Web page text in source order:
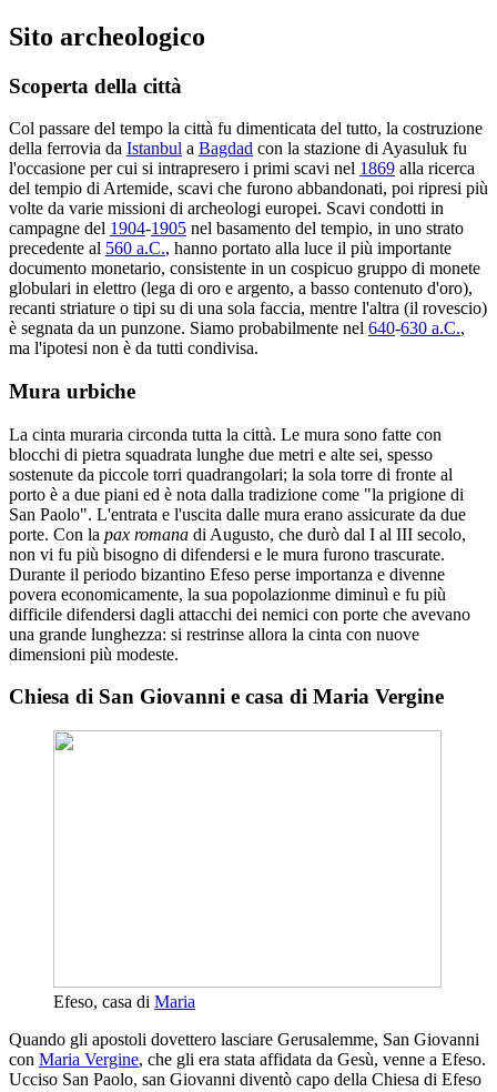
Sito archeologico
Scoperta della città
Col passare del tempo la città fu dimenticata del tutto, la costruzione
della ferrovia da Istanbul a Bagdad con la stazione di Ayasuluk fu
l'occasione per cui si intrapresero i primi scavi nel 1869 alla ricerca
del tempio di Artemide, scavi che furono abbandonati, poi ripresi più
volte da varie missioni di archeologi europei. Scavi condotti in
campagne del 1904-1905 nel basamento del tempio, in uno strato
precedente al 560 a.C., hanno portato alla luce il più importante
documento monetario, consistente in un cospicuo gruppo di monete
globulari in elettro (lega di oro e argento, a basso contenuto d'oro),
recanti striature o tipi su di una sola faccia, mentre l'altra (il rovescio)
è segnata da un punzone. Siamo probabilmente nel 640-630 a.C.,
ma l'ipotesi non è da tutti condivisa.
Mura urbiche
La cinta muraria circonda tutta la città. Le mura sono fatte con
blocchi di pietra squadrata lunghe due metri e alte sei, spesso
sostenute da piccole torri quadrangolari; la sola torre di fronte al
porto è a due piani ed è nota dalla tradizione come "la prigione di
San Paolo". L'entrata e l'uscita dalle mura erano assicurate da due
porte. Con la pax romana di Augusto, che durò dal I al III secolo,
non vi fu più bisogno di difendersi e le mura furono trascurate.
Durante il periodo bizantino Efeso perse importanza e divenne
povera economicamente, la sua popolazionme diminuì e fu più
difficile difendersi dagli attacchi dei nemici con porte che avevano
una grande lunghezza: si restrinse allora la cinta con nuove
dimensioni più modeste.
Chiesa di San Giovanni e casa di Maria Vergine
Efeso, casa di Maria
Quando gli apostoli dovettero lasciare Gerusalemme, San Giovanni
con Maria Vergine, che gli era stata affidata da Gesù, venne a Efeso.
Ucciso San Paolo, san Giovanni diventò capo della Chiesa di Efeso